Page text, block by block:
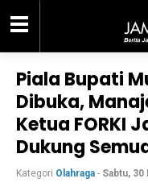
Piala Bupati
Dibuka,
Ketua FORKI
Dukung
Kategori Olahraga - Sabtu, 30